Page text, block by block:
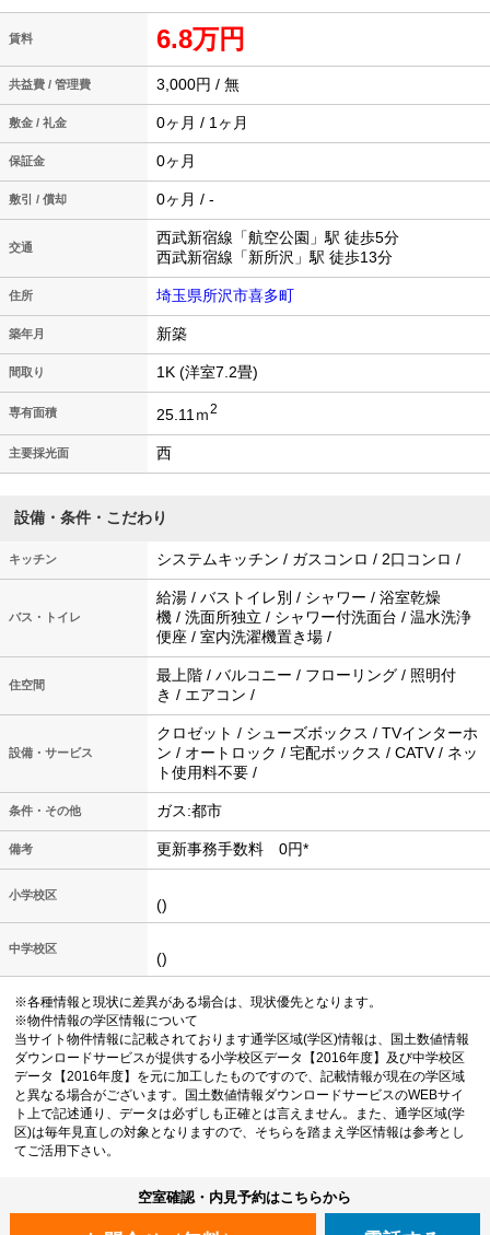
賃料 6.8万円
共益費 / 管理費 3,000円 / 無
敷金 / 礼金 0ヶ月 / 1ヶ月
保証金 0ヶ月
敷引 / 償却 0ヶ月 / -
交通
西武新宿線「航空公園」駅 徒歩5分
西武新宿線「新所沢」駅 徒歩13分
住所 埼玉県所沢市喜多町
築年月 新築
間取り 1K (洋室7.2畳)
専有面積 25.11ｍ2
主要採光面 西
設備・条件・こだわり
キッチン システムキッチン / ガスコンロ / 2口コンロ /
バス・トイレ
給湯 / バストイレ別 / シャワー / 浴室乾燥
機 / 洗面所独立 / シャワー付洗面台 / 温水洗浄
便座 / 室内洗濯機置き場 /
住空間
最上階 / バルコニー / フローリング / 照明付
き / エアコン /
設備・サービス
クロゼット / シューズボックス / TVインターホ
ン / オートロック / 宅配ボックス / CATV / ネッ
ト使用料不要 /
条件・その他 ガス:都市
備考 更新事務手数料 0円*
小学校区
()
中学校区
()
※各種情報と現状に差異がある場合は、現状優先となります。
※物件情報の学区情報について
当サイト物件情報に記載されております通学区域(学区)情報は、国土数値情報
ダウンロードサービスが提供する小学校区データ【2016年度】及び中学校区
データ【2016年度】を元に加工したものですので、記載情報が現在の学区域
と異なる場合がございます。国土数値情報ダウンロードサービスのWEBサイ
ト上で記述通り、データは必ずしも正確とは言えません。また、通学区域(学
区)は毎年見直しの対象となりますので、そちらを踏まえ学区情報は参考とし
てご活用下さい。
空室確認・内見予約はこちらから